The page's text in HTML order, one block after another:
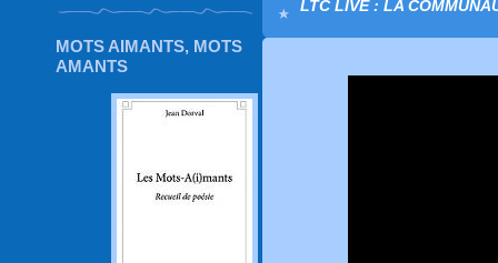
MOTS AIMANTS, MOTS
AMANTS
LTC LIVE : LA